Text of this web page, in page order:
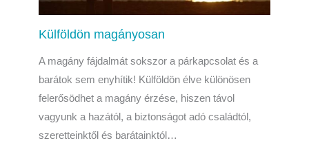
Külföldön magányosan
A magány fájdalmát sokszor a párkapcsolat és a
barátok sem enyhítik! Külföldön élve különösen
felerősödhet a magány érzése, hiszen távol
vagyunk a hazától, a biztonságot adó családtól,
szeretteinktől és barátainktól…